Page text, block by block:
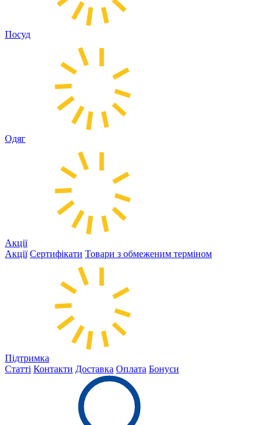
Посуд
Одяг
Акції
Акції Сертифікати Товари з обмеженим терміном
Підтримка
Статті Контакти Доставка Оплата Бонуси